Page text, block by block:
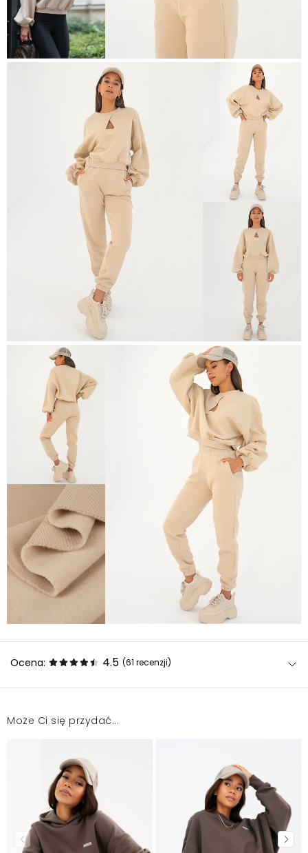
Ocena: 4.5 (61 recenzji)
Bardzo fajny gatunkowo. Taki sam jak na zdjęciu .
było dostępne w innych rozmiarach.
2025-12-5
Bluza super leży i jest cieplutka, sportowa elegancja.
Marta
2025-11-18
Może Ci się przydać...